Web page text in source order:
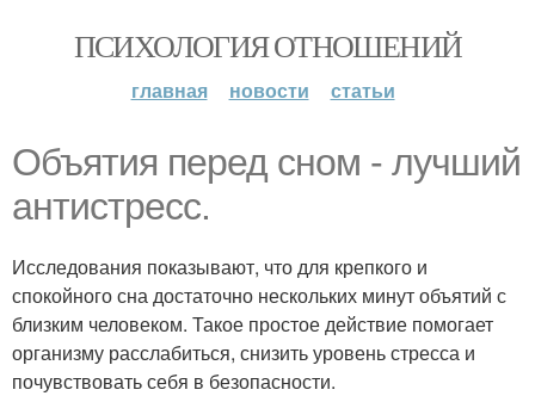
ПСИХОЛОГИЯ ОТНОШЕНИЙ
главная новости статьи
Объятия перед сном - лучший
антистресс.
Исследования показывают, что для крепкого и
спокойного сна достаточно нескольких минут объятий с
близким человеком. Такое простое действие помогает
организму расслабиться, снизить уровень стресса и
почувствовать себя в безопасности.